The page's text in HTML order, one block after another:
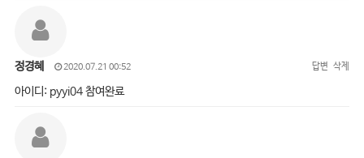
정경혜 2020.07.21 00:52 답변 삭제
아이디: pyyi04 참여완료